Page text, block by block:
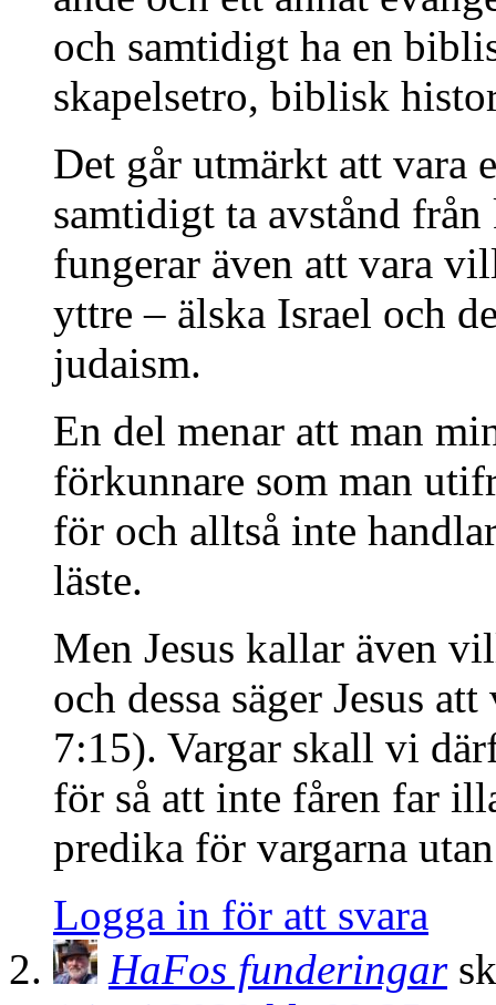
och samtidigt ha en
skapelsetro, biblisk
Det går utmärkt att vara
samtidigt ta avstånd
fungerar även att vara
yttre – älska Israel och
judaism.
En del menar att man
förkunnare som man
för och alltså inte
läste.
Men Jesus kallar även
och dessa säger Jesus
7:15). Vargar skall vi
för så att inte fåren far
predika för vargarna
Logga in för att svara
HaFos funderingar